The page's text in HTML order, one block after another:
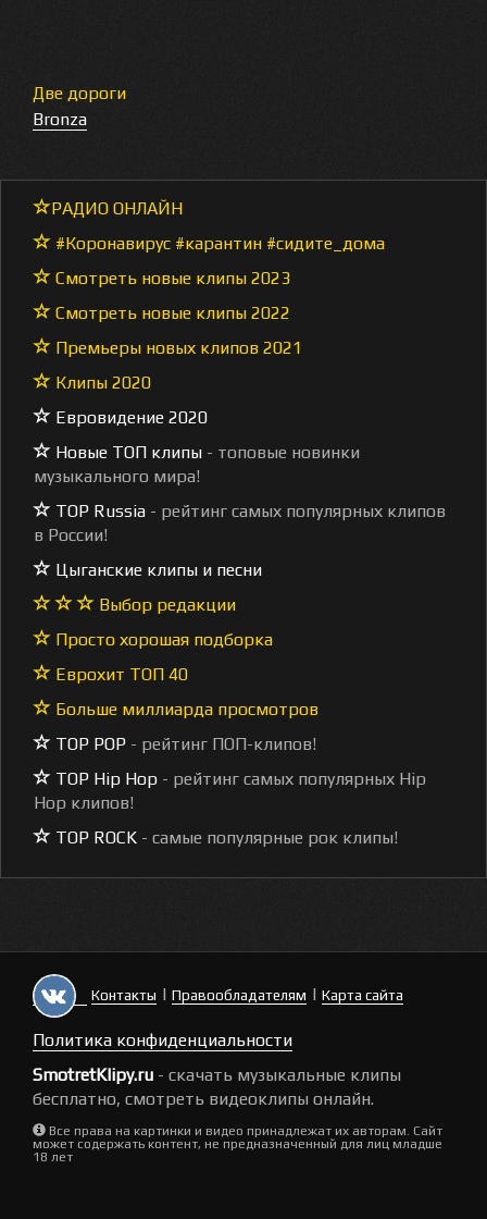
Две дороги
Bronza
РАДИО ОНЛАЙН
#Коронавирус #карантин #сидите_дома
Смотреть новые клипы 2023
Смотреть новые клипы 2022
Премьеры новых клипов 2021
Клипы 2020
Евровидение 2020
Новые ТОП клипы - топовые новинки
музыкального мира!
TOP Russia - рейтинг самых популярных клипов
в России!
Цыганские клипы и песни
Выбор редакции
Просто хорошая подборка
Еврохит ТОП 40
Больше миллиарда просмотров
TOP POP - рейтинг ПОП-клипов!
TOP Hip Hop - рейтинг самых популярных Hip
Hop клипов!
TOP ROCK - самые популярные рок клипы!
Контакты | Правообладателям | Карта сайта
Политика конфиденциальности
SmotretKlipy.ru - скачать музыкальные клипы
бесплатно, смотреть видеоклипы онлайн.
Все права на картинки и видео принадлежат их авторам. Сайт
может содержать контент, не предназначенный для лиц младше
18 лет